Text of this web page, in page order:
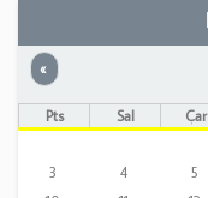
« Önceki
Pts Sal Çar
3
4 5